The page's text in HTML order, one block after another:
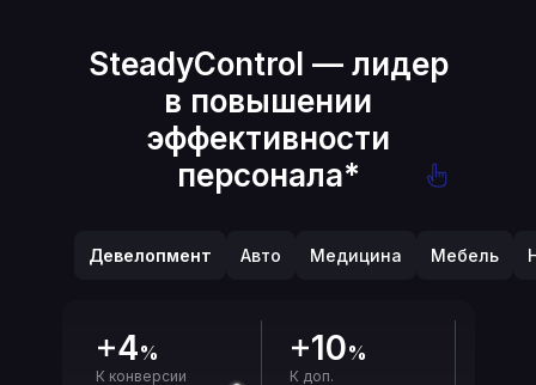
SteadyControl — лидер
в повышении
эффективности
персонала*
Девелопмент Авто Медицина Мебель
Девелопмент Авто Медицина Мебель
10%
К доп.
4%
К конверсии